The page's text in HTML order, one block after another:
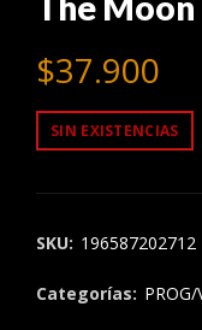
$37.900
SIN EXISTENCIAS
SKU: 196587202712
Categorías: PROG/